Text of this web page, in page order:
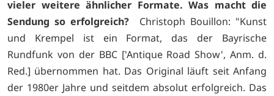
vieler weitere ähnlicher Formate. Was macht die
Sendung so erfolgreich? Christoph Bouillon: "Kunst
und Krempel ist ein Format, das der Bayrische
Rundfunk von der BBC ['Antique Road Show', Anm. d.
Red.] übernommen hat. Das Original läuft seit Anfang
der 1980er Jahre und seitdem absolut erfolgreich. Das